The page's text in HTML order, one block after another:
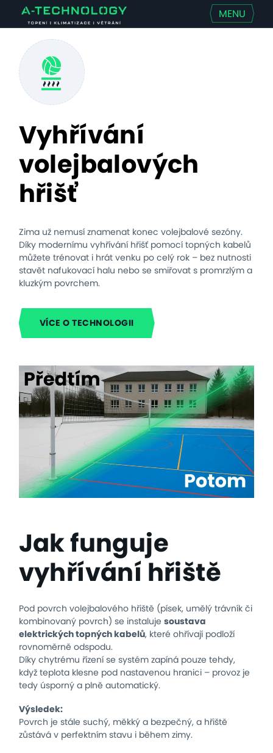
MENU
Vyhřívání
volejbalových
hřišť
Zima už nemusí znamenat konec volejbalové sezóny.
Díky modernímu vyhřívání hřišť pomocí topných kabelů
můžete trénovat i hrát venku po celý rok – bez nutnosti
stavět nafukovací halu nebo se smiřovat s promrzlým a
kluzkým povrchem.
VÍCE O TECHNOLOGII
Jak funguje
vyhřívání hřiště
Pod povrch volejbalového hřiště (písek, umělý trávník či
kombinovaný povrch) se instaluje soustava
elektrických topných kabelů, které ohřívají podloží
rovnoměrně odspodu.
Díky chytrému řízení se systém zapíná pouze tehdy,
když teplota klesne pod nastavenou hranici – provoz je
tedy úsporný a plně automatický.
Výsledek:
Povrch je stále suchý, měkký a bezpečný, a hřiště
zůstává v perfektním stavu i během zimy.